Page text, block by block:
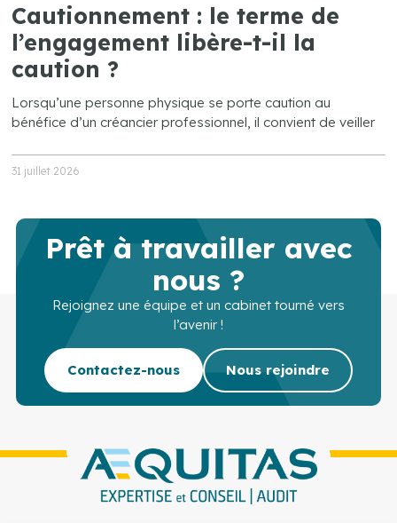
Cautionnement : le terme de
l’engagement libère-t-il la
caution ?
Lorsqu’une personne physique se porte caution au
bénéfice d’un créancier professionnel, il convient de veiller
31 juillet 2026
Prêt à travailler avec
nous ?
Rejoignez une équipe et un cabinet tourné vers
l’avenir !
Contactez-nous Nous rejoindre